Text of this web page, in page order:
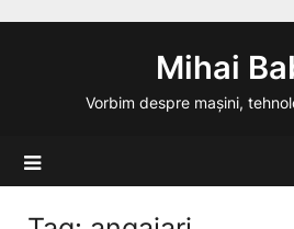
Mihai
Vorbim despre mașini,